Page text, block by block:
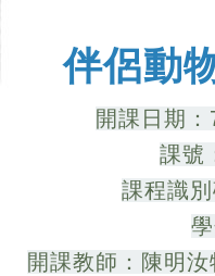
伴侶動
開課日期
課號
課程識
開課教師：陳明